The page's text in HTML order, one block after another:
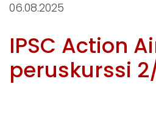
06.08.2025
IPSC Action
peruskurssi